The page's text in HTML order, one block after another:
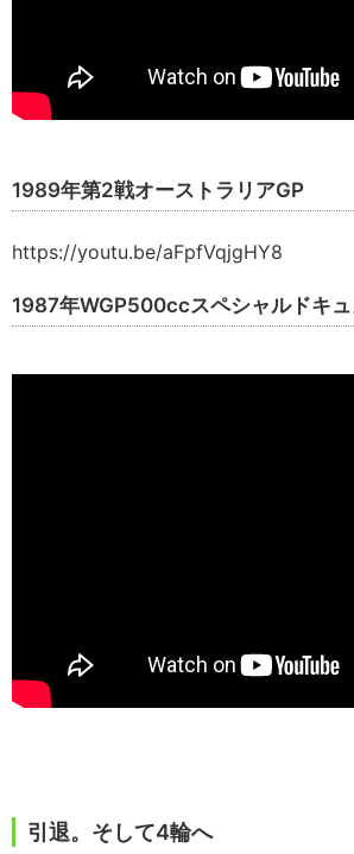
1989年第2戦オーストラリアGP
https://youtu.be/aFpfVqjgHY8
1987年WGP500ccスペシャルドキ
引退。そして4輪へ